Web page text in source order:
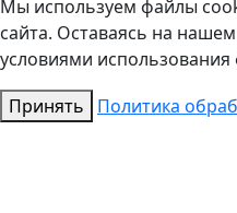
Мы используем файлы
сайта. Оставаясь на
условиями
Принять
Политика